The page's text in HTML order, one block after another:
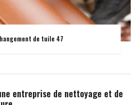
de tuile 47
entreprise de nettoyage et de